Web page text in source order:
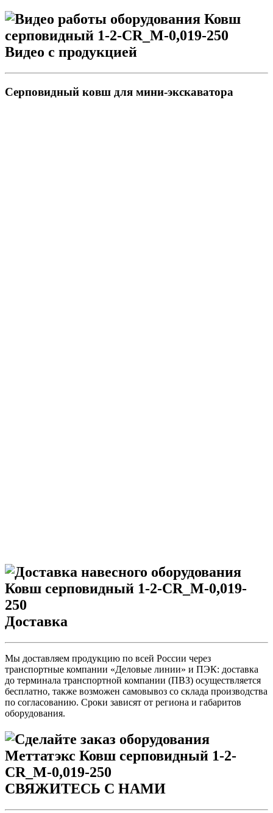
Видео с продукцией
Серповидный ковш для мини-экскаватора
Доставка
Мы доставляем продукцию по всей России через
транспортные компании «Деловые линии» и ПЭК: доставка
до терминала транспортной компании (ПВЗ) осуществляется
бесплатно, также возможен самовывоз со склада производства
по согласованию. Сроки зависят от региона и габаритов
оборудования.
СВЯЖИТЕСЬ С НАМИ